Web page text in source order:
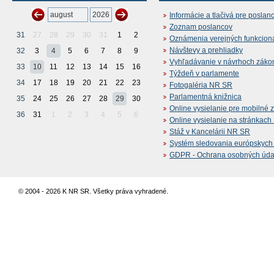
31 27 28 29 30 31 1
2
32
3 4 5 6 7 8
9
33
10 11 12 13 14 15
16
34
17 18 19 20 21 22
23
35
24 25 26 27 28 29
30
36
31 1 2 3 4 5 6
Informácie a tlačivá pre
Zoznam poslancov
Oznámenia verejných
Návštevy a prehliadky
Vyhľadávanie v návrhoch
Týždeň v parlamente
Fotogaléria NR SR
Parlamentná knižnica
Online vysielanie pre mobilné
Online vysielanie na stránkach
Stáž v Kancelárii NR SR
Systém sledovania
GDPR - Ochrana osobných
© 2004 - 2026 K NR SR. Všetky práva vyhradené.